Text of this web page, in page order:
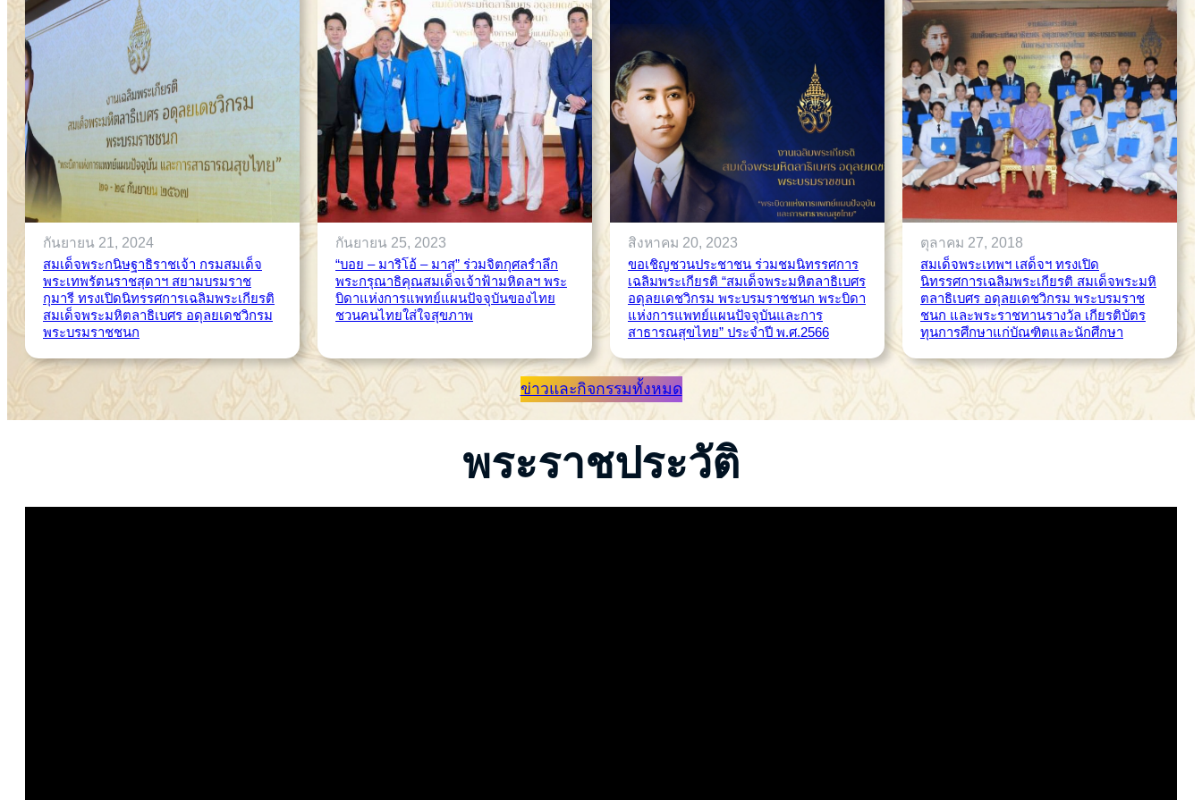
กันยายน 21, 2024
สมเด็จพระกนิษฐาธิราชเจ้า กรมสมเด็จ
พระเทพรัตนราชสุดาฯ สยามบรมราช
กุมารี ทรงเปิดนิทรรศการเฉลิมพระเกียรติ
สมเด็จพระมหิตลาธิเบศร อดุลยเดชวิกรม
พระบรมราชชนก
กันยายน 25, 2023
“บอย – มาริโอ้ – มาสุ” ร่วมจิตกุศลรำลึก
พระกรุณาธิคุณสมเด็จเจ้าฟ้ามหิดลฯ พระ
บิดาแห่งการแพทย์แผนปัจจุบันของไทย
ชวนคนไทยใส่ใจสุขภาพ
สิงหาคม 20, 2023
ขอเชิญชวนประชาชน ร่วมชมนิทรรศการ
เฉลิมพระเกียรติ “สมเด็จพระมหิตลาธิเบศร
อดุลยเดชวิกรม พระบรมราชชนก พระบิดา
แห่งการแพทย์แผนปัจจุบันและการ
สาธารณสุขไทย” ประจำปี พ.ศ.2566
ตุลาคม 27, 2018
สมเด็จพระเทพฯ เสด็จฯ ทรงเปิด
นิทรรศการเฉลิมพระเกียรติ สมเด็จพระมหิ
ตลาธิเบศร อดุลยเดชวิกรม พระบรมราช
ชนก และพระราชทานรางวัล เกียรติบัตร
ทุนการศึกษาแก่บัณฑิตและนักศึกษา
ข่าวและกิจกรรมทั้งหมด
พระราชประวัติ